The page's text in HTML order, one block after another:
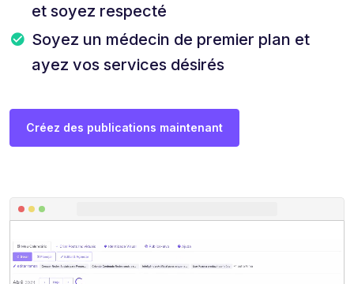
et soyez respecté
Soyez un médecin de premier plan et
ayez vos services désirés
Créez des publications maintenant